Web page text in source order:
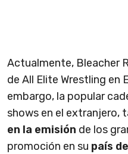
Actualmente, Bleacher
de All Elite Wrestling en
embargo, la popular
shows en el extranjero,
en la emisión de los
promoción en su país